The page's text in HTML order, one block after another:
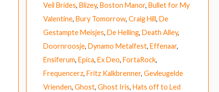
Veil Brides, Blizey, Boston Manor, Bullet for My
Valentine, Bury Tomorrow, Craig Hill, De
Gestampte Meisjes, De Helling, Death Alley,
Doornroosje, Dynamo Metalfest, Effenaar,
Ensiferum, Epica, Ex Deo, FortaRock,
Frequencerz, Fritz Kalkbrenner, Gevleugelde
Vrienden, Ghost, Ghost Iris, Hats off to Led